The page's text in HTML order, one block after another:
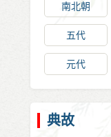
南北朝
五代
元代
典故